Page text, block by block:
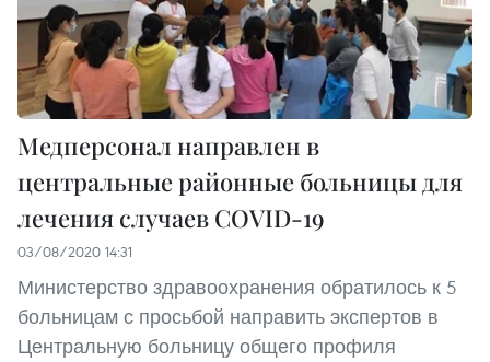
Медперсонал направлен в
центральные районные больницы для
лечения случаев COVID-19
03/08/2020 14:31
Министерство здравоохранения обратилось к 5
больницам с просьбой направить экспертов в
Центральную больницу общего профиля